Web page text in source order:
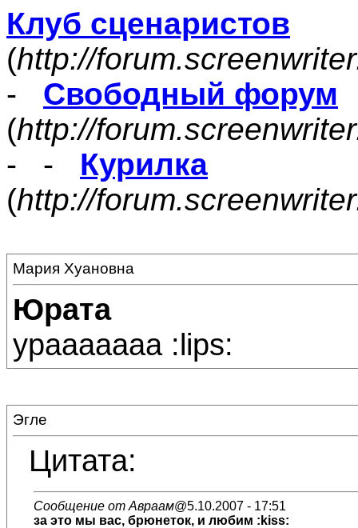
Клуб сценаристов
(http://
- Свободный форум
(http://
- - Курилка
(http://
Мария Хуановна
Юрата
урааааааа :lips:
Эгле
Цитата:
Сообщение от Авраам@5.10.2007 - 17:51
за это мы вас, брюнеток, и любим :kiss: